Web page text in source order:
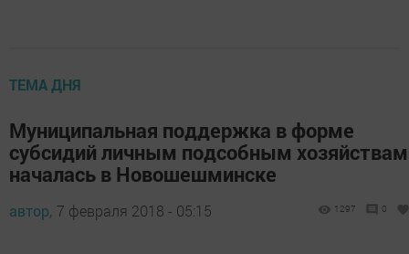
ТЕМА ДНЯ
Муниципальная поддержка в форме
субсидий личным подсобным хозяйствам
началась в Новошешминске
автор, 7 февраля 2018 - 05:15 1297 0